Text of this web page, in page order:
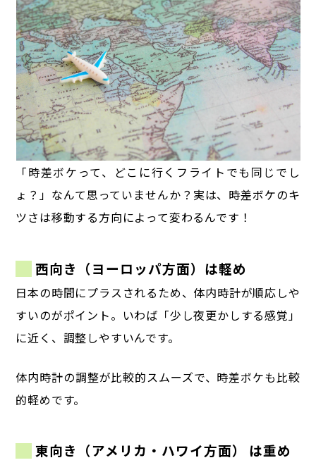
「時差ボケって、どこに行くフライトでも同じでし
ょ？」なんて思っていませんか？ 実は、時差ボケのキ
ツさは移動する方向によって変わるんです！
西向き（ヨーロッパ方面）は軽め
日本の時間にプラスされるため、体内時計が順応しや
すいのがポイント。 いわば「少し夜更かしする感覚」
に近く、調整しやすいんです。
体内時計の調整が比較的スムーズで、時差ボケも比較
的軽めです。
東向き（アメリカ・ハワイ方面） は重め